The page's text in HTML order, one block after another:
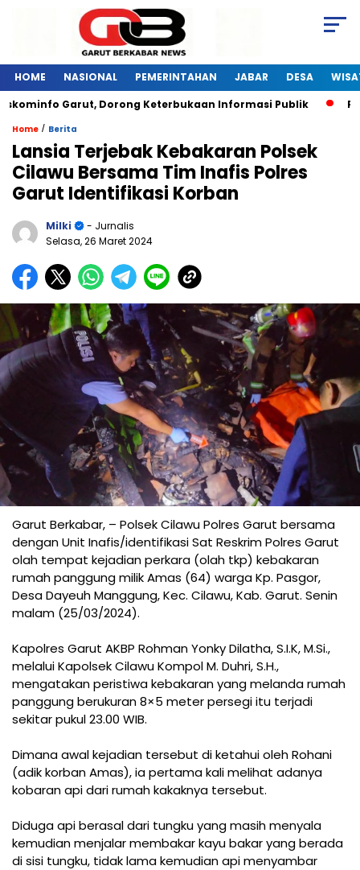
HOME NASIONAL PEMERINTAHAN JABAR DESA
Garut, Dorong Keterbukaan Informasi Publik
Home / Berita
Lansia Terjebak Kebakaran Polsek
Cilawu Bersama Tim Inafis Polres
Garut Identifikasi Korban
Milki
- Jurnalis
Selasa, 26 Maret 2024
Garut Berkabar, – Polsek Cilawu Polres Garut bersama
dengan Unit Inafis/identifikasi Sat Reskrim Polres Garut
olah tempat kejadian perkara (olah tkp) kebakaran
rumah panggung milik Amas (64) warga Kp. Pasgor,
Desa Dayeuh Manggung, Kec. Cilawu, Kab. Garut. Senin
malam (25/03/2024).
Kapolres Garut AKBP Rohman Yonky Dilatha, S.I.K, M.Si.,
melalui Kapolsek Cilawu Kompol M. Duhri, S.H.,
mengatakan peristiwa kebakaran yang melanda rumah
panggung berukuran 8×5 meter persegi itu terjadi
sekitar pukul 23.00 WIB.
Dimana awal kejadian tersebut di ketahui oleh Rohani
(adik korban Amas), ia pertama kali melihat adanya
kobaran api dari rumah kakaknya tersebut.
Diduga api berasal dari tungku yang masih menyala
kemudian menjalar membakar kayu bakar yang berada
di sisi tungku, tidak lama kemudian api menyambar